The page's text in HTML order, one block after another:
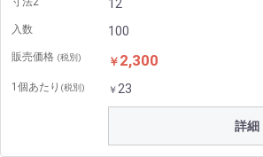
12
入数 100
販売価格 (税別) ￥ 2,300
1個あたり (税別) ￥23
詳細